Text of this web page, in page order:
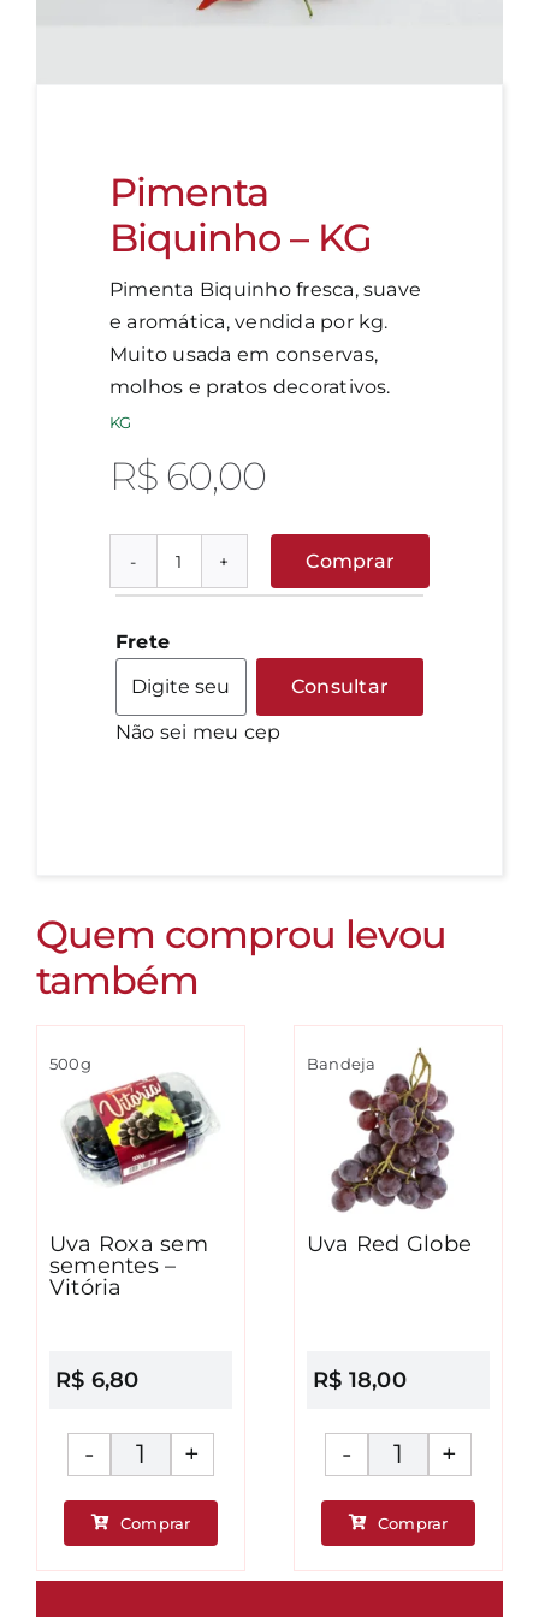
Pimenta
Biquinho – KG
Pimenta Biquinho fresca, suave
e aromática, vendida por kg.
Muito usada em conservas,
molhos e pratos decorativos.
KG
R$60,00
Comprar
Frete
Consultar
Não sei meu cep
Quem comprou levou
também
500g
Uva Roxa sem
sementes –
Vitória
R$ 6,80
Uva
Roxa
sem
sementes
Comprar
Bandeja
Uva Red Globe
R$ 18,00
Uva
Red
Globe
Comprar